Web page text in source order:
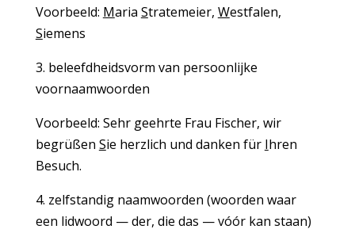
Voorbeeld: Maria Stratemeier, Westfalen,
Siemens
3. beleefdheidsvorm van persoonlijke
voornaamwoorden
Voorbeeld: Sehr geehrte Frau Fischer, wir
begrüßen Sie herzlich und danken für Ihren
Besuch.
4. zelfstandig naamwoorden (woorden waar
een lidwoord — der, die das — vóór kan staan)